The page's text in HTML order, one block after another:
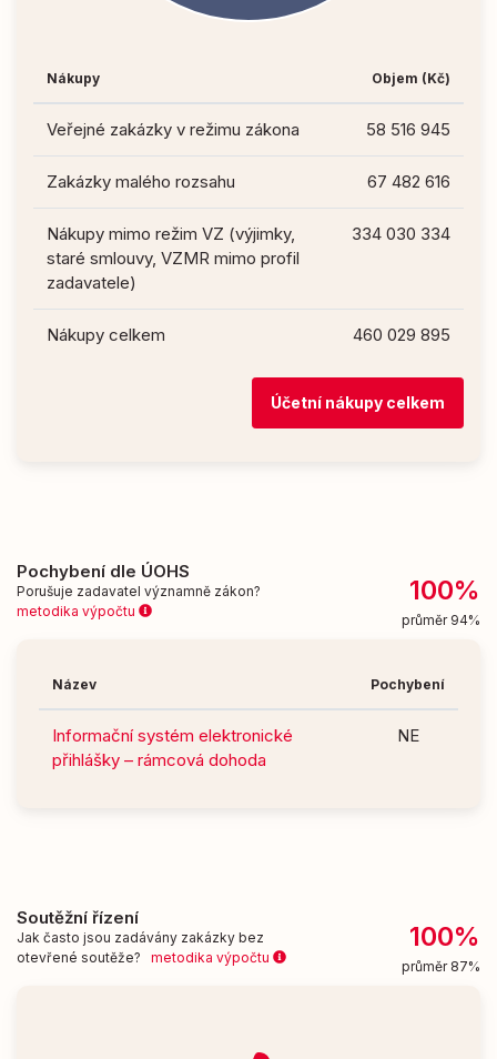
Nákupy Objem (Kč)
Veřejné zakázky v režimu zákona 58 516 945
Zakázky malého rozsahu 67 482 616
Nákupy mimo režim VZ (výjimky,
staré smlouvy, VZMR mimo profil
zadavatele)
334 030 334
Nákupy celkem 460 029 895
Účetní nákupy celkem
Pochybení dle ÚOHS
Porušuje zadavatel významně zákon?
metodika výpočtu
100%
průměr 94%
Název Pochybení
Informační systém elektronické
přihlášky – rámcová dohoda
NE
Soutěžní řízení
Jak často jsou zadávány zakázky bez
otevřené soutěže? metodika výpočtu
100%
průměr 87%